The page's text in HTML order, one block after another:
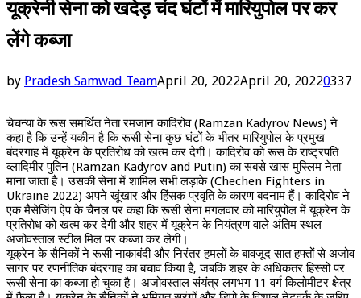
यूक्रेनी सेना को खदेड़ चंद घंटों में मारियुपोल पर कर
लेंगे कब्जा
by Pradesh Samwad TeamApril 20, 2022April 20, 20220337
चेचन्या के रूस समर्थित नेता रमजान कादिरोव (Ramzan Kadyrov News) ने
कहा है कि उन्हें यकीन है कि रूसी सेना कुछ घंटों के भीतर मारियुपोल के प्रमुख
बंदरगाह में यूक्रेन के प्रतिरोध को खत्म कर देगी। कादिरोव को रूस के राष्ट्रपति
व्लादिमीर पुतिन (Ramzan Kadyrov and Putin) का सबसे खास मुस्लिम नेता
माना जाता है। उसकी सेना में शामिल सभी लड़ाके (Chechen Fighters in
Ukraine 2022) अपने खूंखार और हिंसक प्रवृति के कारण बदनाम हैं। कादिरोव ने
एक मैसेजिंग ऐप के चैनल पर कहा कि रूसी सेना मंगलवार को मारियुपोल में यूक्रेन के
प्रतिरोध को खत्म कर देगी और शहर में यूक्रेन के नियंत्रण वाले अंतिम स्थल
अजोवस्ताल स्टील मिल पर कब्जा कर लेगी।
यूक्रेन के सैनिकों ने रूसी नाकाबंदी और निरंतर हमलों के बावजूद सात हफ्तों से अजोव
सागर पर रणनीतिक बंदरगाह का बचाव किया है, जबकि शहर के अधिकतर हिस्सों पर
रूसी सेना का कब्जा हो चुका है। अजोवस्ताल संयंत्र लगभग 11 वर्ग किलोमीटर क्षेत्र